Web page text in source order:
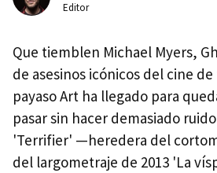
Editor
Que tiemblen Michael Myers,
de asesinos icónicos del cine
payaso Art ha llegado para
pasar sin hacer demasiado
'Terrifier' —heredera del
del largometraje de 2013 'La